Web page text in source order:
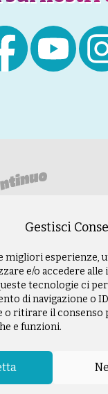
Gestisci
migliori esperienze,
e/o accedere
tecnologie ci
di navigazione o
o ritirare il consenso
e funzioni.